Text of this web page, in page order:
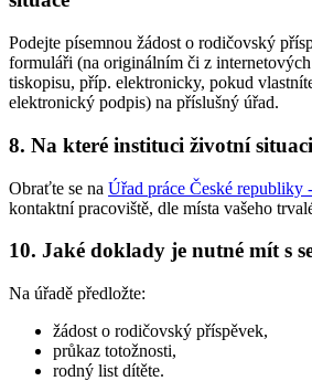
Podejte písemnou žádost o rodičovský
formuláři (na originálním či z
tiskopisu, příp. elektronicky, pokud
elektronický podpis) na příslušný úřad.
8. Na které instituci životní
Obraťte se na Úřad práce České republiky
kontaktní pracoviště, dle místa vašeho
10. Jaké doklady je nutné mít s
Na úřadě předložte:
žádost o rodičovský příspěvek,
průkaz totožnosti,
rodný list dítěte.